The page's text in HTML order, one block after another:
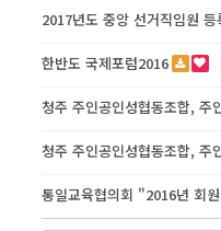
한반도 국제포럼2016